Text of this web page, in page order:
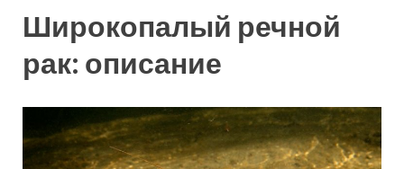
Широкопалый речной
рак: описание